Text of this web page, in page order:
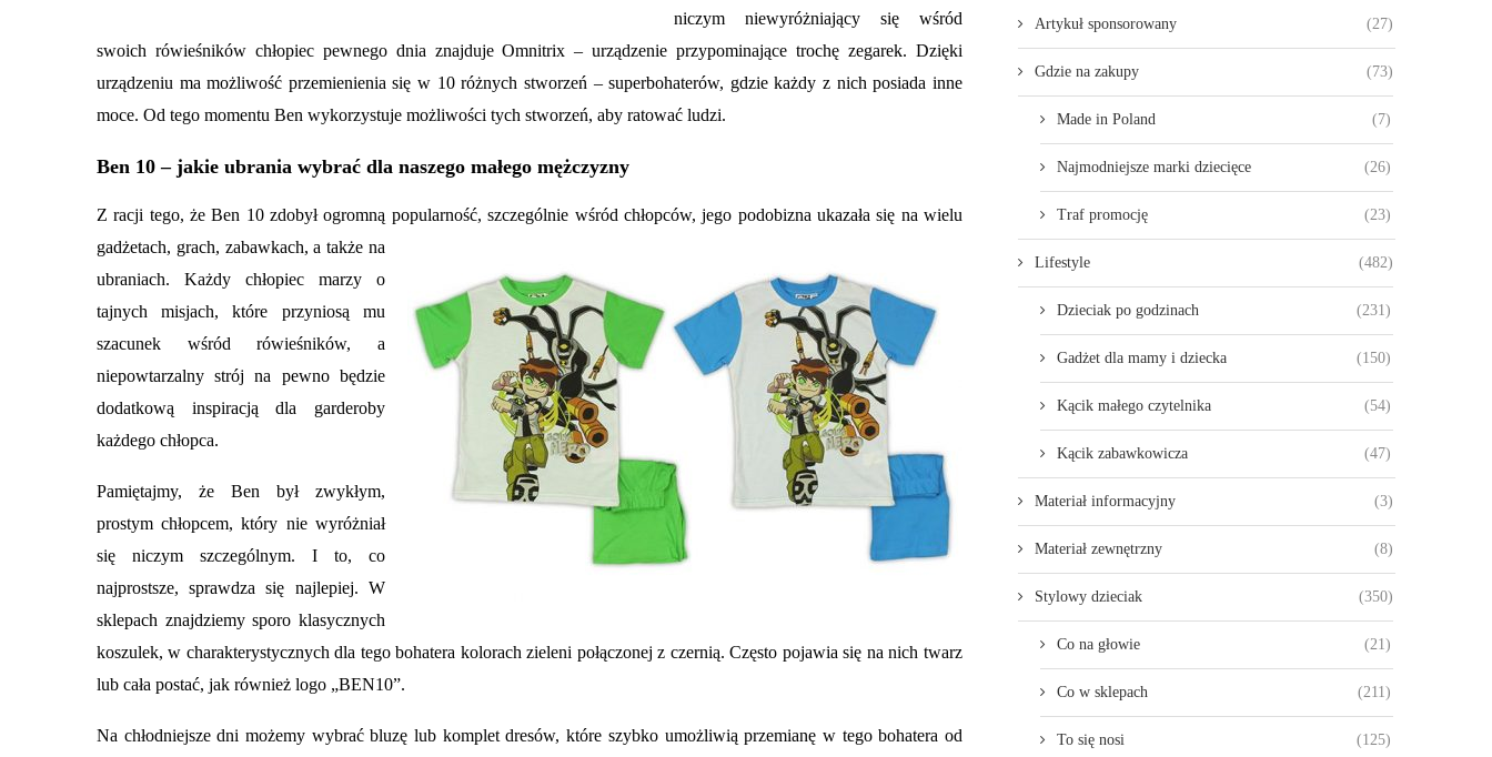
niczym niewyróżniający się wśród
swoich rówieśników chłopiec pewnego dnia znajduje Omnitrix – urządzenie przypominające trochę zegarek. Dzięki
urządzeniu ma możliwość przemienienia się w 10 różnych stworzeń – superbohaterów, gdzie każdy z nich posiada inne
moce. Od tego momentu Ben wykorzystuje możliwości tych stworzeń, aby ratować ludzi.
Ben 10 – jakie ubrania wybrać dla naszego małego mężczyzny
Z racji tego, że Ben 10 zdobył ogromną popularność, szczególnie wśród chłopców, jego podobizna ukazała się na wielu
gadżetach, grach, zabawkach, a także na
ubraniach. Każdy chłopiec marzy o
tajnych misjach, które przyniosą mu
szacunek wśród rówieśników, a
niepowtarzalny strój na pewno będzie
dodatkową inspiracją dla garderoby
każdego chłopca.
Pamiętajmy, że Ben był zwykłym,
prostym chłopcem, który nie wyróżniał
się niczym szczególnym. I to, co
najprostsze, sprawdza się najlepiej. W
sklepach znajdziemy sporo klasycznych
koszulek, w charakterystycznych dla tego bohatera kolorach zieleni połączonej z czernią. Często pojawia się na nich twarz
lub cała postać, jak również logo „BEN10”.
Na chłodniejsze dni możemy wybrać bluzę lub komplet dresów, które szybko umożliwiąprzemianę w tego bohatera od
Artykuł sponsorowany (27)
Gdzie na zakupy (73)
Made in Poland (7)
Najmodniejsze marki dziecięce (26)
Traf promocję (23)
Lifestyle (482)
Dzieciak po godzinach (231)
Gadżet dla mamy i dziecka (150)
Kącik małego czytelnika (54)
Kącik zabawkowicza (47)
Materiał informacyjny (3)
Materiał zewnętrzny (8)
Stylowy dzieciak (350)
Co na głowie (21)
Co w sklepach (211)
To się nosi (125)